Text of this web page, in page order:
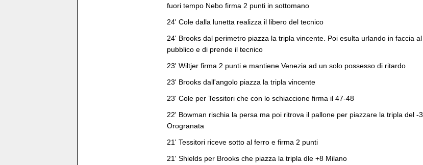
fuori tempo Nebo firma 2 punti in sottomano
24' Cole dalla lunetta realizza il libero del tecnico
24' Brooks dal perimetro piazza la tripla vincente. Poi esulta urlando in faccia al
pubblico e di prende il tecnico
23' Wiltjer firma 2 punti e mantiene Venezia ad un solo possesso di ritardo
23' Brooks dall'angolo piazza la tripla vincente
23' Cole per Tessitori che con lo schiaccione firma il 47-48
22' Bowman rischia la persa ma poi ritrova il pallone per piazzare la tripla del -3
Orogranata
21' Tessitori riceve sotto al ferro e firma 2 punti
21' Shields per Brooks che piazza la tripla dle +8 Milano